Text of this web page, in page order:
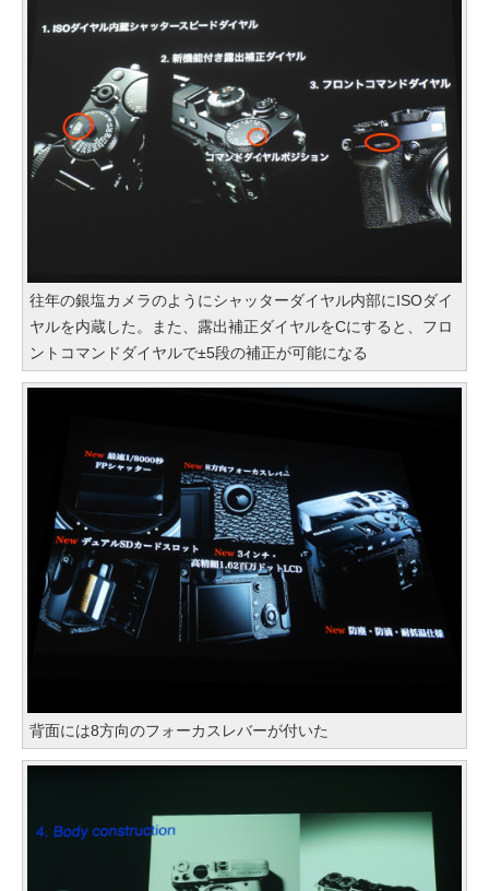
往年の銀塩カメラのようにシャッターダイヤル内部にISOダイ
ヤルを内蔵した。また、露出補正ダイヤルをCにすると、フロ
ントコマンドダイヤルで±5段の補正が可能になる
背面には8方向のフォーカスレバーが付いた